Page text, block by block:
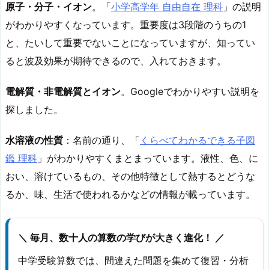
原子・分子・イオン。「小学高学年 自由自在 理科 」の説明
がわかりやすくなっています。重要度は3段階のうちの1
と、たいして重要でないことになっていますが、知ってい
ると波及効果が期待できるので、入れておきます。
電解質・非電解質とイオン。Googleでわかりやすい説明を
探しました。
水溶液の性質 ：名前の通り、「 くらべてわかるできる子図
鑑 理科 」がわかりやすくまとまっています。液性、色、に
おい、溶けているもの、その他特徴として熱するとどうな
るか、味、生活で使われるかなどの情報が載っています。
＼ 毎月、数十人の算数の学びが大きく進化！ ／
中学受験算数では、間違えた問題を集めて復習・分析